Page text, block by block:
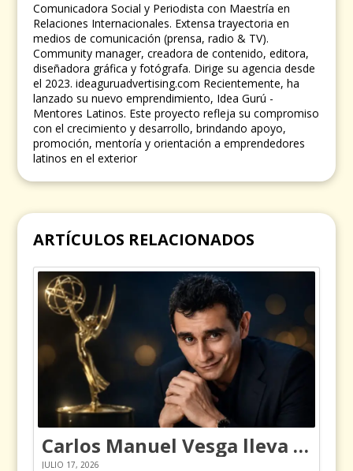
Comunicadora Social y Periodista con Maestría en
Relaciones Internacionales. Extensa trayectoria en
medios de comunicación (prensa, radio & TV).
Community manager, creadora de contenido, editora,
diseñadora gráfica y fotógrafa. Dirige su agencia desde
el 2023. ideaguruadvertising.com Recientemente, ha
lanzado su nuevo emprendimiento, Idea Gurú -
Mentores Latinos. Este proyecto refleja su compromiso
con el crecimiento y desarrollo, brindando apoyo,
promoción, mentoría y orientación a emprendedores
latinos en el exterior
ARTÍCULOS RELACIONADOS
Carlos Manuel Vesga lleva el nombre de Colombia a los Emmy
JULIO 17, 2026